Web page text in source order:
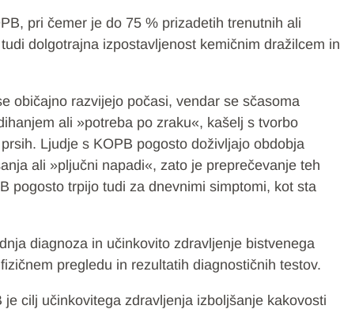
pri čemer je do 75 % prizadetih trenutnih ali
dolgotrajna izpostavljenost kemičnim dražilcem in
običajno razvijejo počasi, vendar se sčasoma
ali »potreba po zraku«, kašelj s tvorbo
Ljudje s KOPB pogosto doživljajo obdobja
ali »pljučni napadi«, zato je preprečevanje teh
pogosto trpijo tudi za dnevnimi simptomi, kot sta
diagnoza in učinkovito zdravljenje bistvenega
pregledu in rezultatih diagnostičnih testov.
cilj učinkovitega zdravljenja izboljšanje kakovosti